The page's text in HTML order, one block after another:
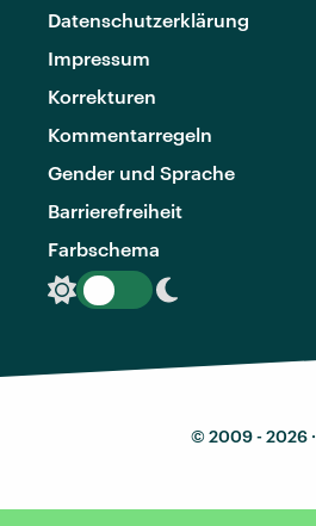
Datenschutzerklärung
Impressum
Korrekturen
Kommentarregeln
Gender und Sprache
Barrierefreiheit
Farbschema
© 2009 - 2026 ·